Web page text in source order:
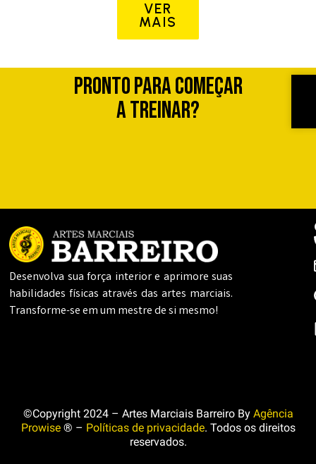
VER
MAIS
Pronto para começar
a treinar?
Desenvolva sua força interior e aprimore suas
habilidades físicas através das artes marciais.
Transforme-se em um mestre de si mesmo!
©Copyright 2024 – Artes Marciais Barreiro By Agência
Prowise® – Políticas de privacidade. Todos os direitos
reservados.